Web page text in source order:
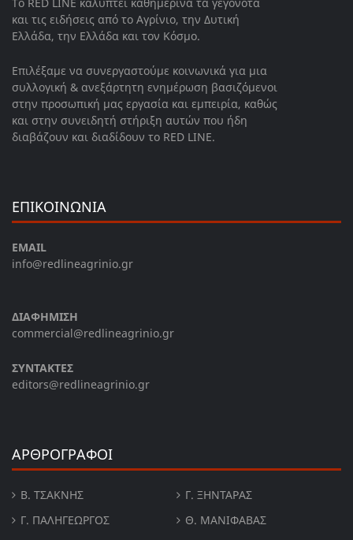
και τις ειδήσεις από το Αγρίνιο, την Δυτική
Ελλάδα, την Ελλάδα και τον Κόσμο.
Επιλέξαμε να συνεργαστούμε κοινωνικά για μια
συλλογική & ανεξάρτητη ενημέρωση βασιζόμενοι
στην προσωπική μας εργασία και εμπειρία, καθώς
και στην συνειδητή στήριξη αυτών που ήδη
διαβάζουν και διαδίδουν το RED LINE.
ΕΠΙΚΟΙΝΩΝΙΑ
EMAIL
info@redlineagrinio.gr
ΔΙΑΦΗΜΙΣΗ
commercial@redlineagrinio.gr
ΣΥΝΤΑΚΤΕΣ
editors@redlineagrinio.gr
ΑΡΘΡΟΓΡΑΦΟΙ
Β. ΤΣΆΚΝΗΣ
Γ. ΞΗΝΤΆΡΑΣ
Γ. ΠΑΛΗΓΕΏΡΓΟΣ
Θ. ΜΑΝΙΦΑΒΑΣ